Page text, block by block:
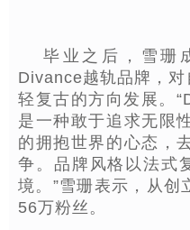
毕业之后，雪珊
Divance越轨品牌，
轻复古的方向发展。
是一种敢于追求无限
的拥抱世界的心态，
争。品牌风格以法式
境。”雪珊表示，从
56万粉丝。